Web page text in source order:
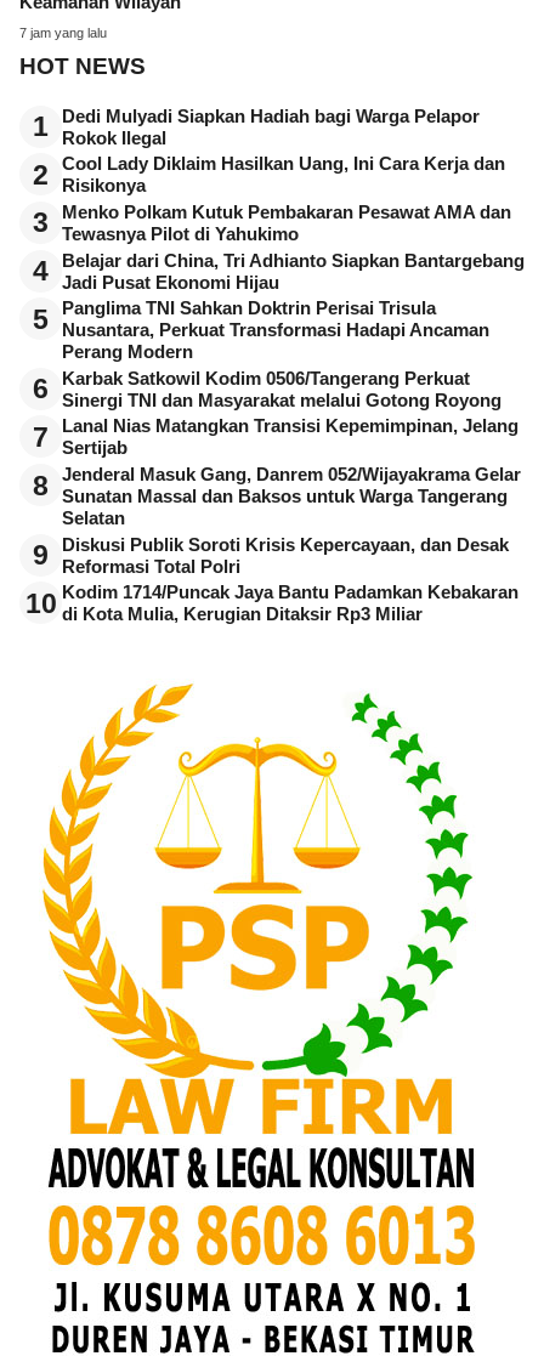
7 jam yang lalu
HOT NEWS
1
Dedi Mulyadi Siapkan Hadiah bagi Warga Pelapor
Rokok Ilegal
2
Cool Lady Diklaim Hasilkan Uang, Ini Cara Kerja dan
Risikonya
3
Menko Polkam Kutuk Pembakaran Pesawat AMA dan
Tewasnya Pilot di Yahukimo
4
Belajar dari China, Tri Adhianto Siapkan Bantargebang
Jadi Pusat Ekonomi Hijau
5
Panglima TNI Sahkan Doktrin Perisai Trisula
Nusantara, Perkuat Transformasi Hadapi Ancaman
Perang Modern
6
Karbak Satkowil Kodim 0506/Tangerang Perkuat
Sinergi TNI dan Masyarakat melalui Gotong Royong
7
Lanal Nias Matangkan Transisi Kepemimpinan, Jelang
Sertijab
8
Jenderal Masuk Gang, Danrem 052/Wijayakrama Gelar
Sunatan Massal dan Baksos untuk Warga Tangerang
Selatan
9
Diskusi Publik Soroti Krisis Kepercayaan, dan Desak
Reformasi Total Polri
10 Kodim 1714/Puncak Jaya Bantu Padamkan Kebakaran
di Kota Mulia, Kerugian Ditaksir Rp3 Miliar